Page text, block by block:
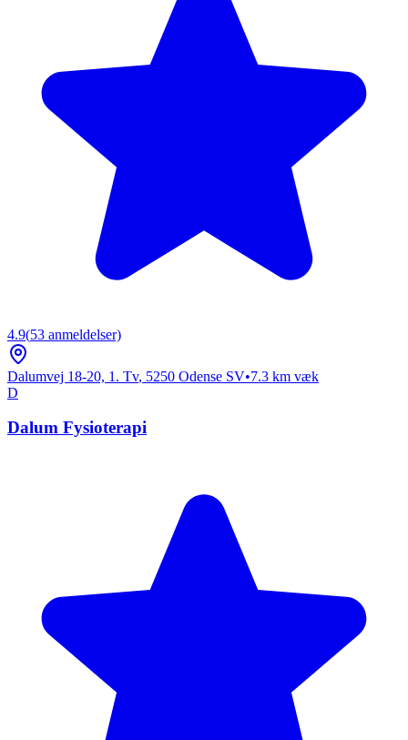
4.9(53 anmeldelser)
Dalumvej 18-20, 1. Tv, 5250 Odense SV•7.3 km væk
D
Dalum Fysioterapi